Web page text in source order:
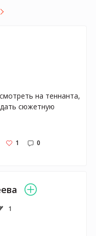
на теннанта,
сюжетную
1 0
1